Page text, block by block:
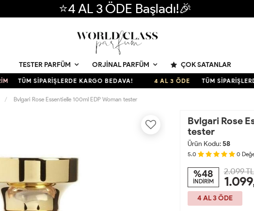
⭐4 AL 3 ÖDE Başladı!🎉
TESTER PARFÜM ORJINAL PARFÜM ÇOK SATANLAR
TÜM SİPARİŞLERDE KARGO BEDAVA! 4 AL 3 ÖDE TÜM SİPARİŞLERDE
Bvlgari Rose Essentielle 100ml EDP Woman tester
Bvlgari Rose
tester
Ürün Kodu:58
5.0 0
%48
İNDİRİM
2.099 TL
4 AL 3 ÖDE